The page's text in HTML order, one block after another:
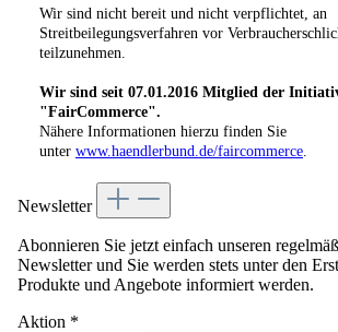
Wir sind nicht bereit und nicht verpflichtet, an
Streitbeilegungsverfahren vor
teilzunehmen.
Wir sind seit 07.01.2016 Mitglied der
"FairCommerce".
Nähere Informationen hierzu finden Sie
unter www.haendlerbund.de/faircommerce.
Newsletter
Abonnieren Sie jetzt einfach unseren
Newsletter und Sie werden stets unter den
Produkte und Angebote informiert werden.
Aktion *